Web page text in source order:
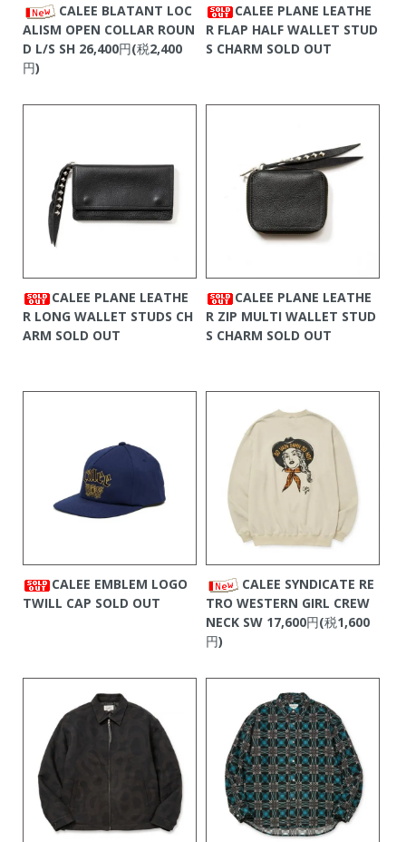
CALEE BLATANT LOC
ALISM OPEN COLLAR ROUN
D L/S SH 26,400円(税2,400
円)
CALEE PLANE LEATHE
R FLAP HALF WALLET STUD
S CHARM SOLD OUT
CALEE PLANE LEATHE
R LONG WALLET STUDS CH
ARM SOLD OUT
CALEE PLANE LEATHE
R ZIP MULTI WALLET STUD
S CHARM SOLD OUT
CALEE EMBLEM LOGO
TWILL CAP SOLD OUT
CALEE SYNDICATE RE
TRO WESTERN GIRL CREW
NECK SW17,600円(税1,600
円)